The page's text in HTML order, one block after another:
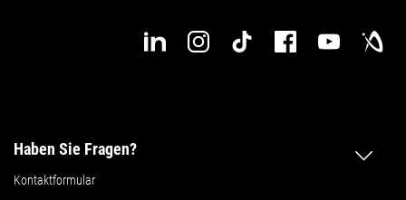
Haben Sie Fragen?
Kontaktformular